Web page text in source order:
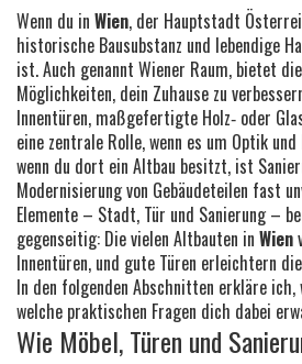
Wenn du in Wien, der Hauptstadt
historische Bausubstanz und lebendige
ist. Auch genannt Wiener Raum, bietet
Möglichkeiten, dein Zuhause zu
Innentüren, maßgefertigte Holz‑ oder
eine zentrale Rolle, wenn es um Optik
wenn du dort ein Altbau besitzt, ist
Modernisierung von Gebäude­teilen fast
Elemente – Stadt, Tür und Sanierung –
gegenseitig: Die vielen Altbauten in Wien
Innentüren, und gute Türen erleichtern
In den folgenden Abschnitten erkläre
welche praktischen Fragen dich dabei
Wie Möbel, Türen und